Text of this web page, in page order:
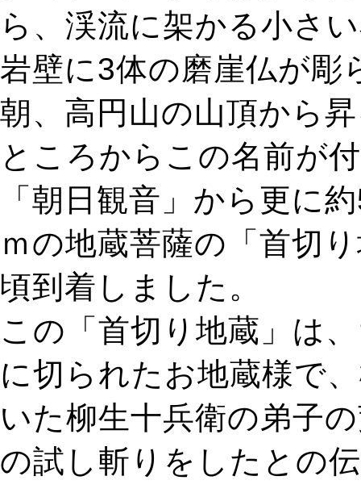
ら、渓流に架かる小さ
岩壁に3体の磨崖仏が彫
朝、高円山の山頂から
ところからこの名前が
「朝日観音」から更に
ｍの地蔵菩薩の「首切
頃到着しました。
この「首切り地蔵」は
に切られたお地蔵様で
いた柳生十兵衛の弟子
の試し斬りをしたとの